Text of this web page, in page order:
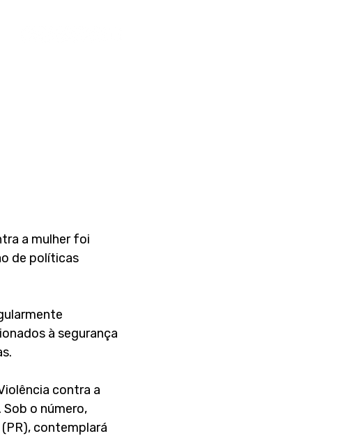
a mulher foi
de políticas
à segurança
contra a
o número,
contemplará